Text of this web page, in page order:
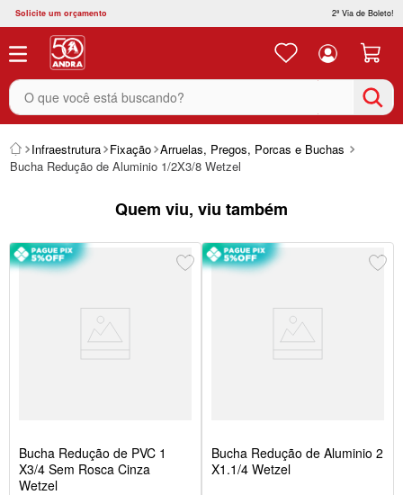
Solicite um orçamento 2ª Via de Boleto!
O que você está buscando?
Infraestrutura Fixação Arruelas, Pregos, Porcas e Buchas
Bucha Redução de Aluminio 1/2X3/8 Wetzel
Quem viu, viu também
Bucha Redução de PVC 1
X3/4 Sem Rosca Cinza
Wetzel
Bucha Redução de Aluminio 2
X1.1/4 Wetzel